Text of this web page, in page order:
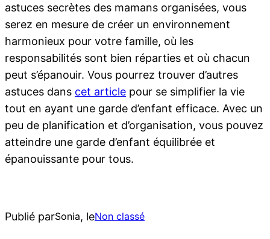
astuces secrètes des mamans organisées, vous
serez en mesure de créer un environnement
harmonieux pour votre famille, où les
responsabilités sont bien réparties et où chacun
peut s’épanouir. Vous pourrez trouver d’autres
astuces dans cet article pour se simplifier la vie
tout en ayant une garde d’enfant efficace. Avec un
peu de planification et d’organisation, vous pouvez
atteindre une garde d’enfant équilibrée et
épanouissante pour tous.
Publié parSonia, leNon classé